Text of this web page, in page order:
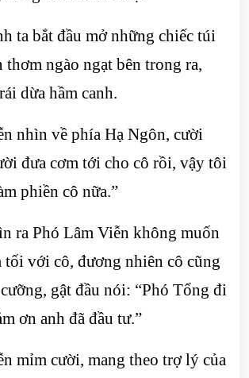
ta bắt đầu mở những chiếc túi
thơm ngào ngạt bên trong ra,
dừa hầm canh.
nhìn về phía Hạ Ngôn, cười
đưa cơm tới cho cô rồi, vậy tôi
phiền cô nữa.”
ra Phó Lâm Viễn không muốn
tối với cô, đương nhiên cô cũng
gật đầu nói: “Phó Tổng đi
ơn anh đã đầu tư.”
mỉm cười, mang theo trợ lý của